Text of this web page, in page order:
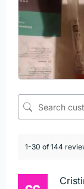
1-30 of 144